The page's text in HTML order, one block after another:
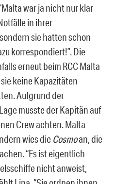
war ja nicht nur klar
in ihrer
sie hatten schon
korrespondiert!”. Die
erneut beim RCC Malta
keine Kapazitäten
Aufgrund der
musste der Kapitän auf
Crew achten. Malta
wies die Cosmoan, die
“Es ist eigentlich
nicht anweist,